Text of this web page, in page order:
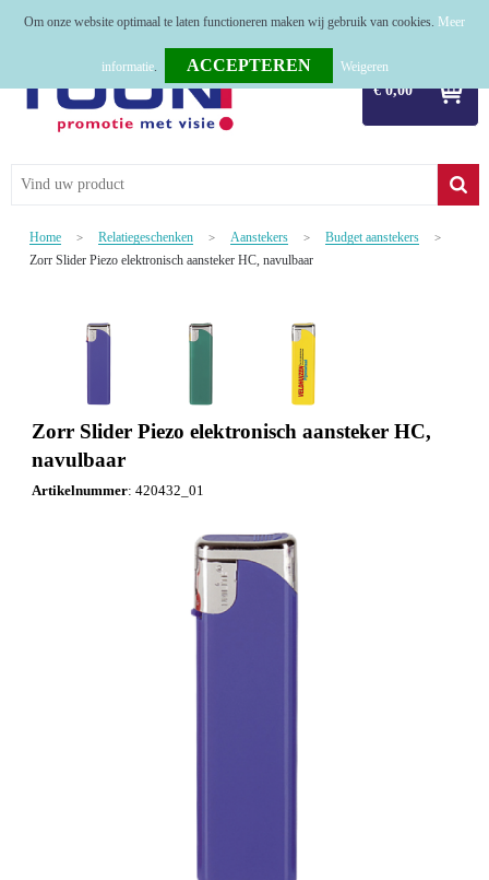
€ 0,00
Relatiegeschenken
Werkkleding
Tastingpakketten
TOP 50
Home > Relatiegeschenken > Aanstekers > Budget aanstekers >
Zorr Slider Piezo elektronisch aansteker HC, navulbaar
Zorr Slider Piezo elektronisch aansteker HC,
navulbaar
Artikelnummer: 420432_01
Om onze website optimaal te laten functioneren maken wij gebruik van cookies. Meer
informatie. Weigeren